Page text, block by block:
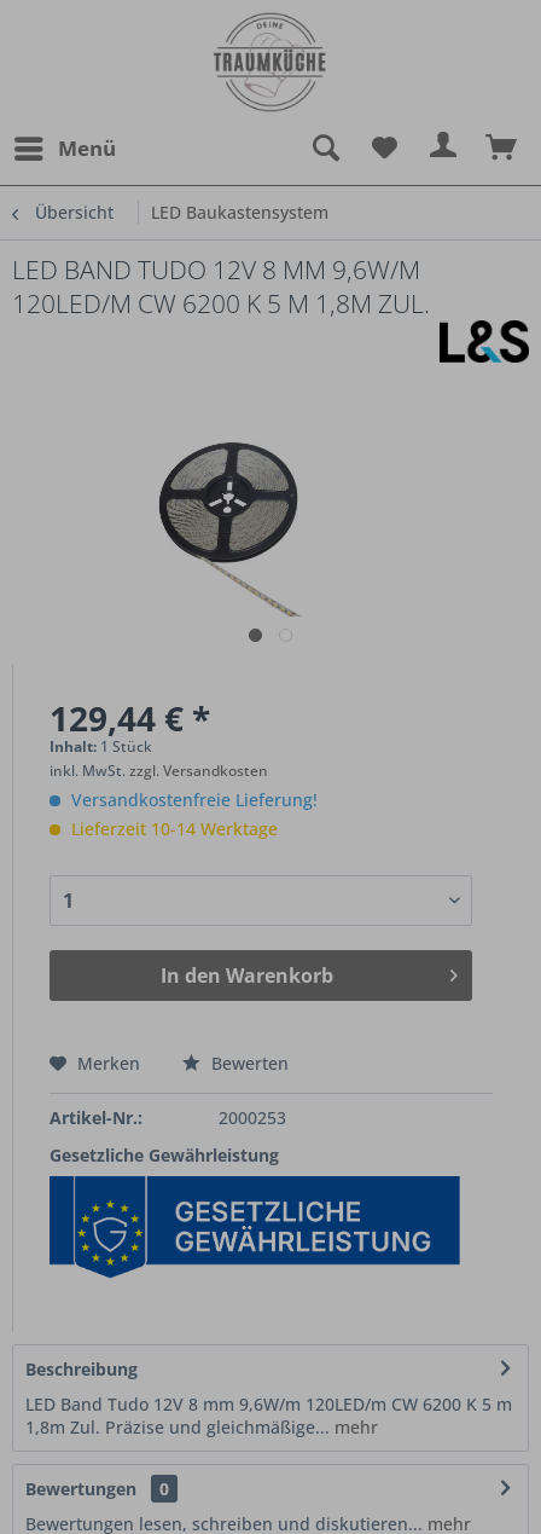
Menü
Übersicht LED Baukastensystem
LED BAND TUDO 12V 8 MM 9,6W/M
120LED/M CW 6200 K 5 M 1,8M ZUL.
129,44 € *
Inhalt: 1 Stück
inkl. MwSt.zzgl. Versandkosten
Versandkostenfreie Lieferung!
Lieferzeit 10-14 Werktage
In den Warenkorb
Merken Bewerten
Artikel-Nr.:
2000253
Gesetzliche Gewährleistung
Beschreibung
LED Band Tudo 12V 8 mm 9,6W/m 120LED/m CW 6200 K 5 m
1,8m Zul. Präzise und gleichmäßige... mehr
Bewertungen
0
Bewertungen lesen, schreiben und diskutieren... mehr